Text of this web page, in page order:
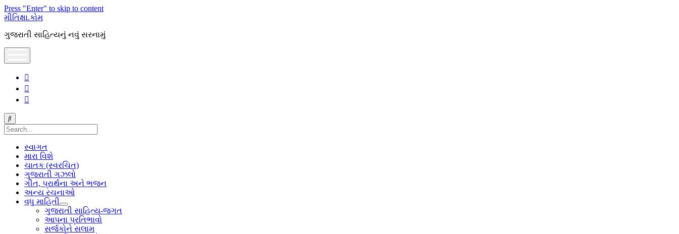
Press "Enter" to skip to content
મીતિક્ષા.કોમ
ગુજરાતી સાહિત્યનું નવું સરનામું
Search
સ્વાગત
મારા વિશે
ચાતક (સ્વરચિત)
ગુજરાતી ગઝલો
ગીત, પ્રાર્થના અને ભજન
અન્ય રચનાઓ
વધુ માહિતી
open
dropdown
menu
ગુજરાતી સાહિત્ય-જગત
આપના પ્રતિભાવો
સર્જકોને સલામ